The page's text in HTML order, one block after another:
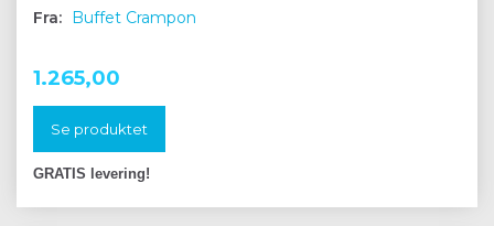
Fra: Buffet Crampon
1.265,00
Se produktet
GRATIS levering!